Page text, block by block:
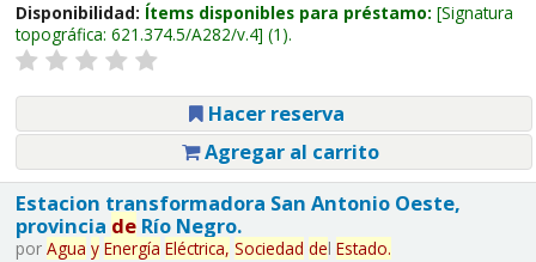
Disponibilidad: Ítems disponibles para préstamo: Signatura
topográfica: 621.374.5/A282/v.4 (1).
Hacer reserva
Agregar al carrito
Estacion transformadora San Antonio Oeste,
provincia deRío Negro.
por Agua y Energía Eléctrica, Sociedad del Estado.